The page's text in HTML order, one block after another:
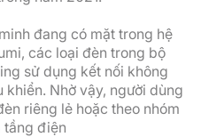
đang có mặt trong hệ
các loại đèn trong bộ
sử dụng kết nối không
Nhờ vậy, người dùng
riêng lẻ hoặc theo nhóm
tầng điện